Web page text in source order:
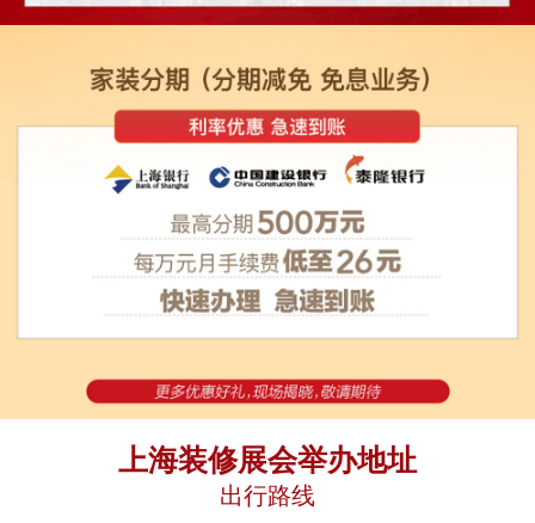
上海装修展会举办地址
出行路线